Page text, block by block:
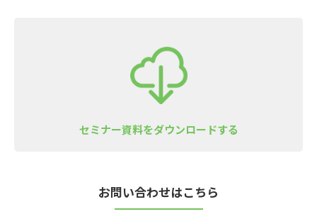
セミナー資料をダウンロードする
お問い合わせはこちら